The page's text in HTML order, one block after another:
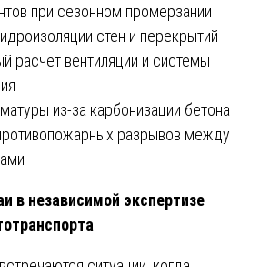
при сезонном промерзании
стен и перекрытий
расчет вентиляции и системы
из-за карбонизации бетона
разрывов между
в независимой экспертизе